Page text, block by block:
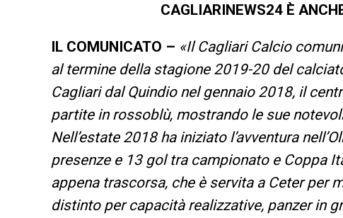
CAGLIARINEWS24 È
IL COMUNICATO – «Il Cagliari Calcio
al termine della stagione 2019-20 del
Cagliari dal Quindio nel gennaio 2018, il
partite in rossoblù, mostrando le sue
Nell’estate 2018 ha iniziato l’avventura
presenze e 13 gol tra campionato e Coppa
appena trascorsa, che è servita a Ceter per
distinto per capacità realizzative, panzer in